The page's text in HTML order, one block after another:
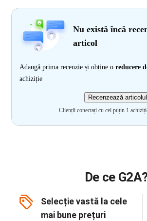
Nu există încă
articol
Adaugă prima recenzie și obține o reducere
achiziție
Recenzează articolul
Clienții conectați cu cel puțin 1
De ce
Selecție vastă la cele
mai bune prețuri